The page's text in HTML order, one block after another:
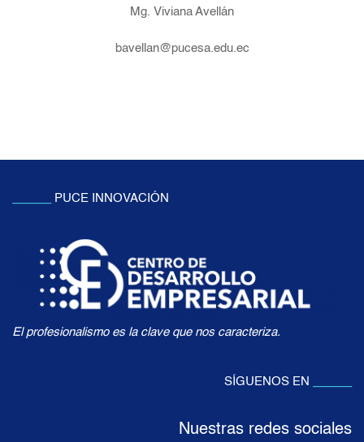
Mg. Viviana Avellán
bavellan@pucesa.edu.ec
PUCE INNOVACIÓN
El profesionalismo es la clave que nos caracteriza.
SÍGUENOS EN
Nuestras redes sociales